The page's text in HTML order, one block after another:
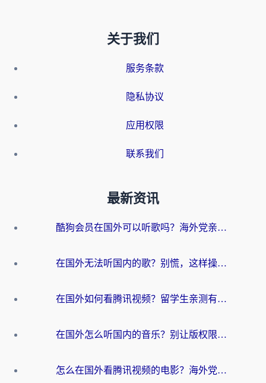
关于我们
服务条款
隐私协议
应用权限
联系我们
最新资讯
酷狗会员在国外可以听歌吗？海外党亲测有效：3步解决音乐权限难题
在国外无法听国内的歌？别慌，这样操作就能畅听QQ音乐（附亲测加速器推荐）
在国外如何看腾讯视频？留学生亲测有效的回国加速方案
在国外怎么听国内的音乐？别让版权限制断了你的华语歌单
怎么在国外看腾讯视频的电影？海外党亲测有效的回国加速指南